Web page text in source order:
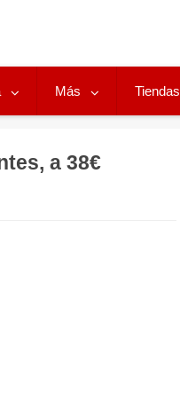
Más Tiendas
a 38€